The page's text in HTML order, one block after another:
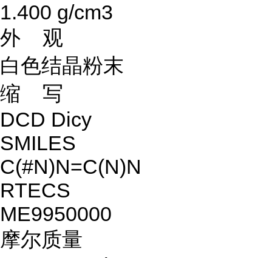
1.400 g/cm3
外 观
白色结晶粉末
缩 写
DCD Dicy
SMILES
C(#N)N=C(N)N
RTECS
ME9950000
摩尔质量